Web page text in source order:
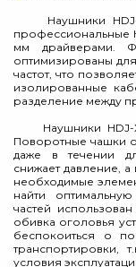
Наушники HDJ-
профессиональные
мм драйверами.
оптимизированы
частот, что
изолированные
разделение между
Наушники HDJ-
Поворотные чашки
даже в течении
снижает давление,
необходимые
найти
частей
обивка оголовья
беспокоиться о
транспортировки,
условия